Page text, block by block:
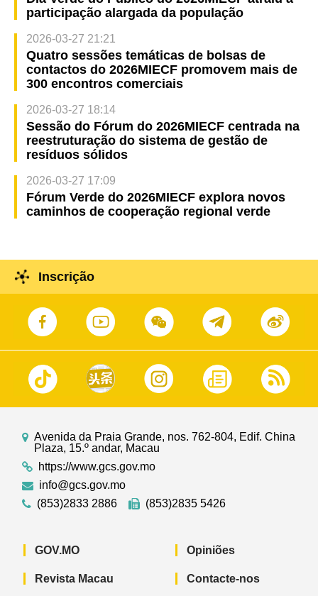
participação alargada da população
2026-03-27 21:21
Quatro sessões temáticas de bolsas de
contactos do 2026MIECF promovem mais de
300 encontros comerciais
2026-03-27 18:14
Sessão do Fórum do 2026MIECF centrada na
reestruturação do sistema de gestão de
resíduos sólidos
2026-03-27 17:09
Fórum Verde do 2026MIECF explora novos
caminhos de cooperação regional verde
Inscrição
Avenida da Praia Grande, nos. 762-804, Edif. China
Plaza, 15.º andar, Macau
https://www.gcs.gov.mo
info@gcs.gov.mo
(853)2833 2886
(853)2835 5426
GOV.MO
Revista Macau
Opiniões
Contacte-nos